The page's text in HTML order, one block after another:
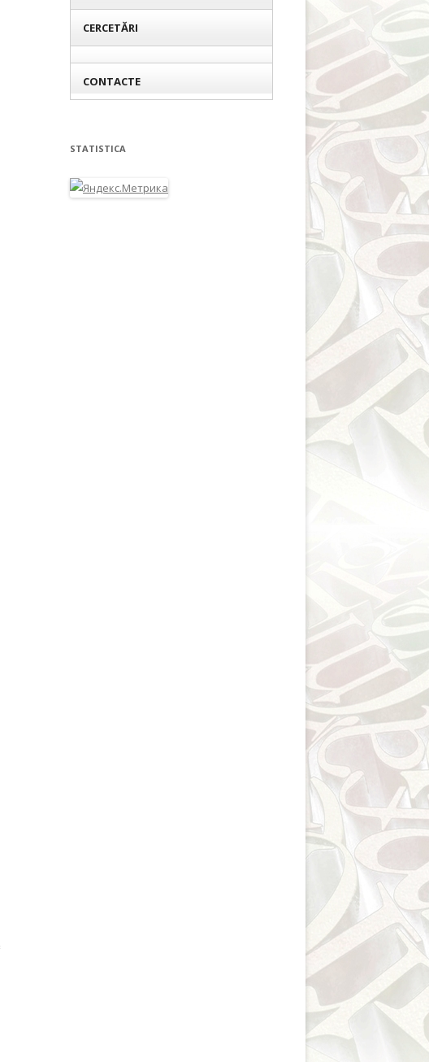
CERCETĂRI
CONTACTE
STATISTICA